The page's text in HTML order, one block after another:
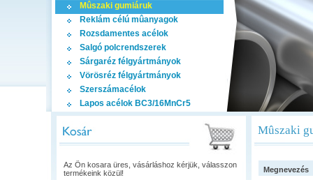
Mûszaki gumiáruk
Reklám célú mûanyagok
Rozsdamentes acélok
Salgó polcrendszerek
Sárgaréz félgyártmányok
Vörösréz félgyártmányok
Szerszámacélok
Lapos acélok BC3/16MnCr5
Az Ön kosara üres, vásárláshoz kérjük, válasszon
termékeink közül!
Mûszaki
Megnevezés